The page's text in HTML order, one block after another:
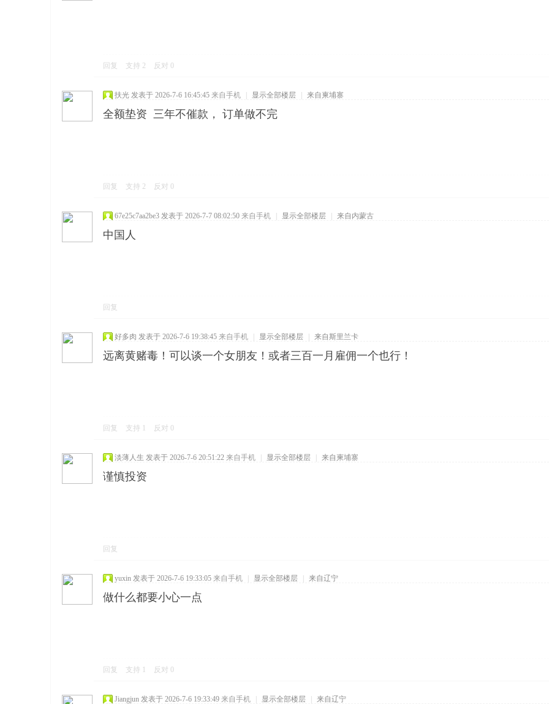
回复 支持 2 反对 0
扶光 发表于 2026-7-6 16:45:45 来自手机 显示全部楼层 来自柬埔寨
全额垫资 三年不催款， 订单做不完
回复 支持 2 反对 0
67e25c7aa2be3 发表于 2026-7-7 08:02:50 来自手机 显示全部楼层 来自内蒙古
中国人
回复
好多肉 发表于 2026-7-6 19:38:45 来自手机 显示全部楼层 来自斯里兰卡
远离黄赌毒！可以谈一个女朋友！或者三百一月雇佣一个也行！
回复 支持 反对 0
淡薄人生 发表于 2026-7-6 20:51:22 来自手机 显示全部楼层 来自柬埔寨
谨慎投资
回复
yuxin 发表于 2026-7-6 19:33:05 来自手机 显示全部楼层 来自辽宁
做什么都要小心一点
回复 支持 反对 0
Jiangjun 发表于 2026-7-6 19:33:49 来自手机 显示全部楼层 来自辽宁